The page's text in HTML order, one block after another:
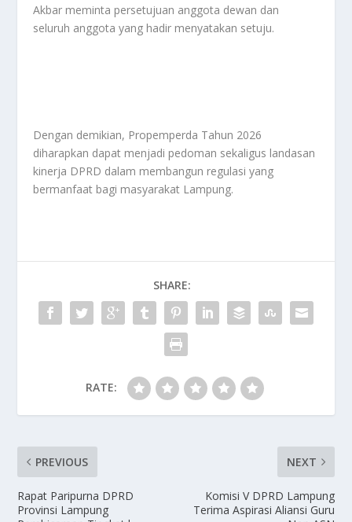
Akbar meminta persetujuan anggota dewan dan
seluruh anggota yang hadir menyatakan setuju.
Dengan demikian, Propemperda Tahun 2026
diharapkan dapat menjadi pedoman sekaligus landasan
kinerja DPRD dalam membangun regulasi yang
bermanfaat bagi masyarakat Lampung.
SHARE:
RATE:
PREVIOUS
Rapat Paripurna DPRD
Provinsi Lampung
NEXT
Komisi V DPRD Lampung
Terima Aspirasi Aliansi Guru